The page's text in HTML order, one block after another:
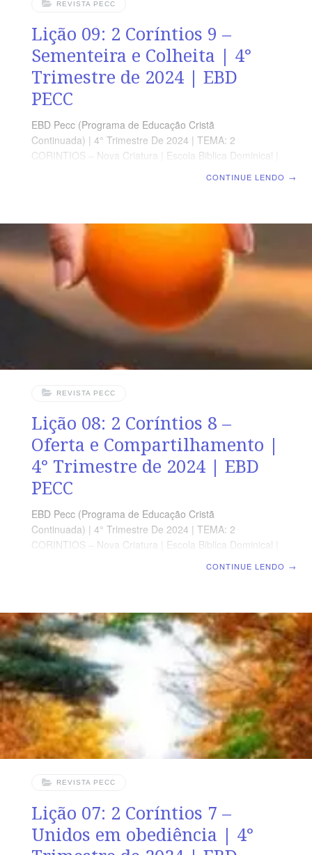
REVISTA PECC
Lição 09: 2 Coríntios 9 –
Sementeira e Colheita | 4°
Trimestre de 2024 | EBD
PECC
EBD Pecc (Programa de Educação Cristã
Continuada) | 4° Trimestre De 2024 | TEMA: 2
CORINTIOS – Nova Criatura | Escola Biblica Dominical |
página. ORIENTAÇÃO PEDAGÓGICA Em 2 Coríntios 9
há 15 versos. Sugerimos começar a aula lendo, com os
alunos, 2 Coríntios 9.1-15 (5 a 7 min.). A revista
funciona como guia de estudo e leitura complementar,
mas não substitui
CONTINUE LENDO →
REVISTA PECC
Lição 08: 2 Coríntios 8 –
Oferta e Compartilhamento |
4° Trimestre de 2024 | EBD
PECC
EBD Pecc (Programa de Educação Cristã
Continuada) | 4° Trimestre De 2024 | TEMA: 2
CORINTIOS – Nova Criatura | Escola Biblica Dominical |
página. ORIENTAÇÃO PEDAGÓGICA Em 2 Coríntios 8
há 24 versos. Sugerimos começar a aula lendo, com os
alunos, 2 Coríntios 8.1-15 (2 a 3 min.). A revista
funciona como guia de estudo e leitura complementar,
mas não substitui
CONTINUE LENDO →
REVISTA PECC
Lição 07: 2 Coríntios 7 –
Unidos em obediência | 4°